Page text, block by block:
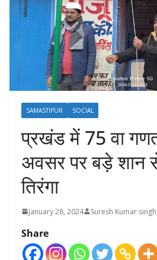
SAMASTIPUR SOCIAL
प्रखंड में 75 वा
अवसर पर बड़े शान
तिरंगा
January 28, 2024 Suresh Kumar singh
Share